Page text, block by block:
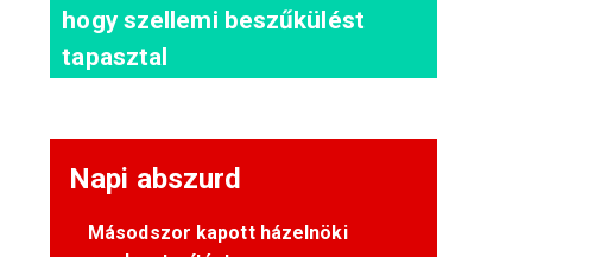
hogy szellemi beszűkülést
tapasztal
Napi abszurd
Másodszor kapott házelnöki